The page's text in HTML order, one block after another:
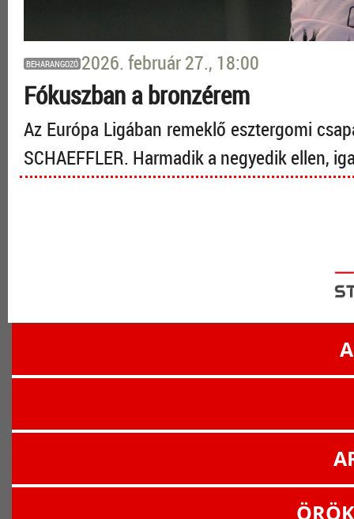
BEHARANGOZÓ 2026. február 27., 18:00
Fókuszban a bronzérem
Az Európa Ligában remeklő esztergomi
SCHAEFFLER. Harmadik a negyedik ellen,